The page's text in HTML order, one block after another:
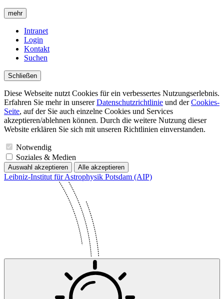
mehr
Intranet
Login
Kontakt
Suchen
Schließen
Diese Webseite nutzt Cookies für ein verbessertes Nutzungserlebnis.
Erfahren Sie mehr in unsererDatenschutzrichtlinie und derCookies-
Seite, auf der Sie auch einzelne Cookies und Services
akzeptieren/ablehnen können. Durch die weitere Nutzung dieser
Website erklären Sie sich mit unseren Richtlinien einverstanden.
Notwendig
Soziales & Medien
Auswahl akzeptieren Alle akzeptieren
Leibniz-Institut für Astrophysik Potsdam (AIP)